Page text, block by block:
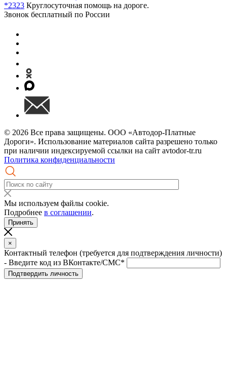
*2323 Круглосуточная помощь на дороге.
Звонок бесплатный по России
© 2026 Все права защищены. ООО «Автодор-Платные
Дороги». Использование материалов сайта разрешено только
при наличии индексируемой ссылки на сайт avtodor-tr.ru
Политика конфиденциальности
Мы используем файлы cookie.
Подробнее в соглашении.
Принять
×
Контактный телефон (требуется для подтверждения личности)
- Введите код из ВКонтакте/СМС*
Подтвердить личность